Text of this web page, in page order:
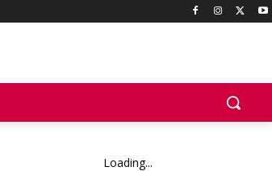
Loading...